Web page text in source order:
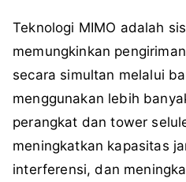
Teknologi MIMO adalah
memungkinkan
secara simultan melalui
menggunakan lebih
perangkat dan tower
meningkatkan kapasitas
interferensi, dan